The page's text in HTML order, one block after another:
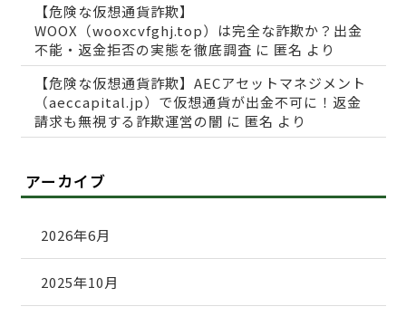
【危険な仮想通貨詐欺】
WOOX（wooxcvfghj.top）は完全な詐欺か？出金
不能・返金拒否の実態を徹底調査 に 匿名 より
【危険な仮想通貨詐欺】AECアセットマネジメント
（aeccapital.jp）で仮想通貨が出金不可に！返金
請求も無視する詐欺運営の闇 に 匿名 より
アーカイブ
2026年6月
2025年10月